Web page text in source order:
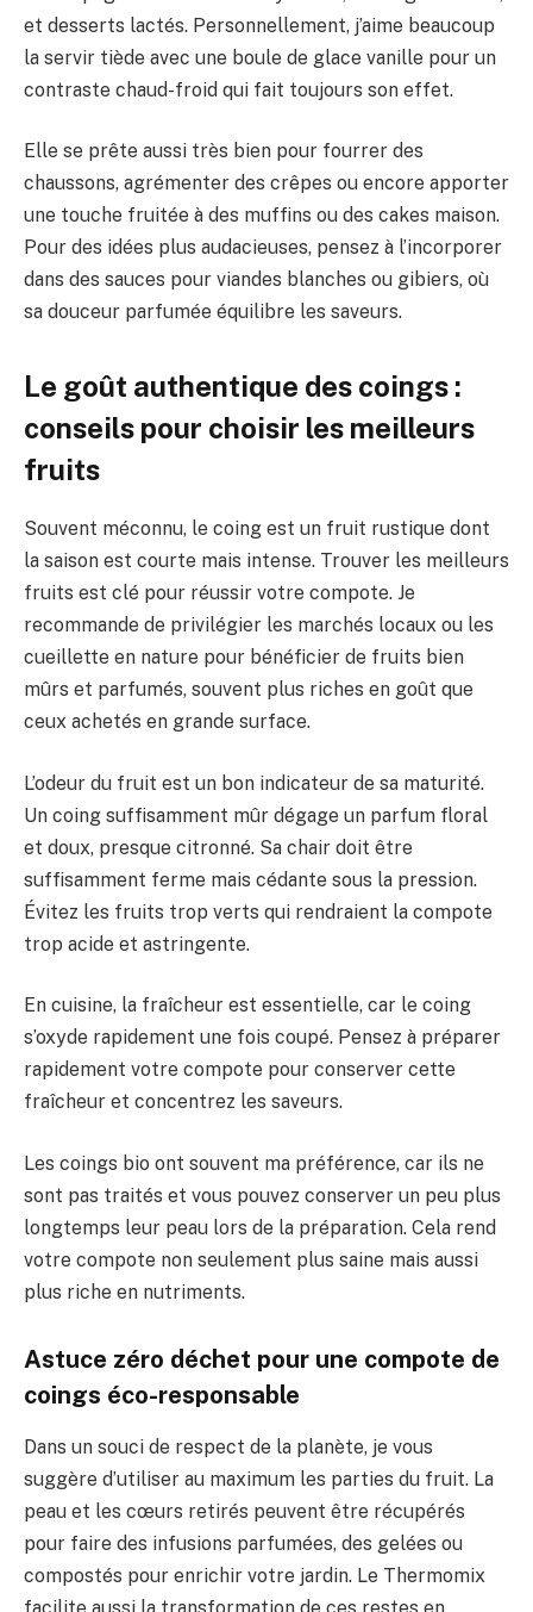
et desserts lactés. Personnellement, j’aime beaucoup
la servir tiède avec une boule de glace vanille pour un
contraste chaud-froid qui fait toujours son effet.
Elle se prête aussi très bien pour fourrer des
chaussons, agrémenter des crêpes ou encore apporter
une touche fruitée à des muffins ou des cakes maison.
Pour des idées plus audacieuses, pensez à l’incorporer
dans des sauces pour viandes blanches ou gibiers, où
sa douceur parfumée équilibre les saveurs.
Le goût authentique des coings :
conseils pour choisir les meilleurs
fruits
Souvent méconnu, le coing est un fruit rustique dont
la saison est courte mais intense. Trouver les meilleurs
fruits est clé pour réussir votre compote. Je
recommande de privilégier les marchés locaux ou les
cueillette en nature pour bénéficier de fruits bien
mûrs et parfumés, souvent plus riches en goût que
ceux achetés en grande surface.
L’odeur du fruit est un bon indicateur de sa maturité.
Un coing suffisamment mûr dégage un parfum floral
et doux, presque citronné. Sa chair doit être
suffisamment ferme mais cédante sous la pression.
Évitez les fruits trop verts qui rendraient la compote
trop acide et astringente.
En cuisine, la fraîcheur est essentielle, car le coing
s’oxyde rapidement une fois coupé. Pensez à préparer
rapidement votre compote pour conserver cette
fraîcheur et concentrez les saveurs.
Les coings bio ont souvent ma préférence, car ils ne
sont pas traités et vous pouvez conserver un peu plus
longtemps leur peau lors de la préparation. Cela rend
votre compote non seulement plus saine mais aussi
plus riche en nutriments.
Astuce zéro déchet pour une compote de
coings éco-responsable
Dans un souci de respect de la planète, je vous
suggère d’utiliser au maximum les parties du fruit. La
peau et les cœurs retirés peuvent être récupérés
pour faire des infusions parfumées, des gelées ou
compostés pour enrichir votre jardin. Le Thermomix